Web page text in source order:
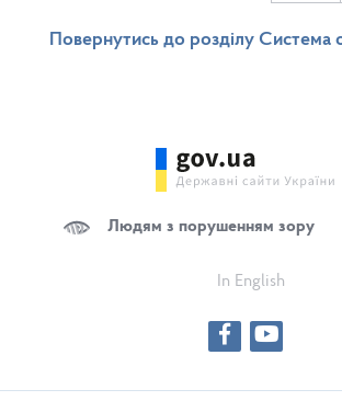
Повернутись до розділу Система
Людям з порушенням зору
In English